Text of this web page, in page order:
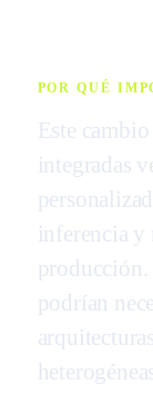
POR QUÉ
Este
integradas
inferencia y
producción.
podrían